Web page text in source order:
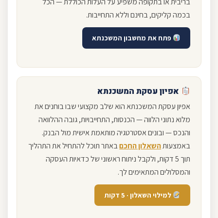
בכמה קליקים, בחינם וללא התחייבות.
פתח את מחשבון המשכנתא
אפיון עסקת המשכנתא
אפיון עסקת המשכנתא הוא שלב מקצועי שבו בוחנים את
מלוא נתוני הלווה — הכנסות, התחייבויות, גובה ההלוואה
והנכס — ובונים אסטרטגיה מותאמת אישית מול הבנק.
באמצעותהשאלון החכםבאתר תוכל להתחיל את התהליך
תוך 5 דקות, ולקבל ניתוח ראשוני של כדאיות העסקה
והמסלולים המתאימים לך.
למילוי השאלון · 5 דקות